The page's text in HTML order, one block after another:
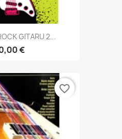
GITARU 2...
€
favorite_border